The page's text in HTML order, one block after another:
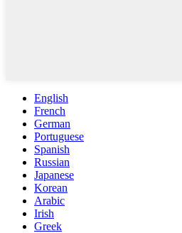
English
French
German
Portuguese
Spanish
Russian
Japanese
Korean
Arabic
Irish
Greek